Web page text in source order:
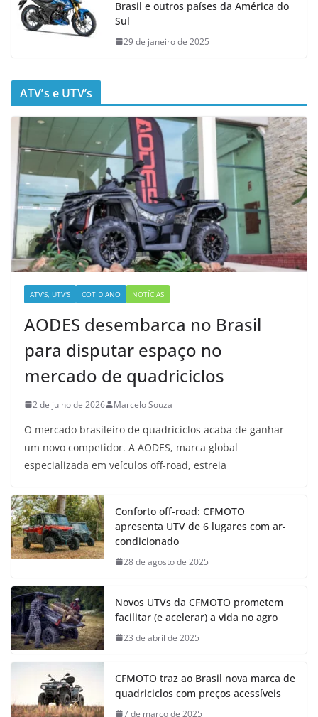
Brasil e outros países da América do
Sul
29 de janeiro de 2025
ATV’s e UTV’s
ATV'S, UTV'S COTIDIANO NOTÍCIAS
AODES desembarca no Brasil
para disputar espaço no
mercado de quadriciclos
2 de julho de 2026 Marcelo Souza
O mercado brasileiro de quadriciclos acaba de ganhar
um novo competidor. A AODES, marca global
especializada em veículos off-road, estreia
Conforto off-road: CFMOTO
apresenta UTV de 6 lugares com ar-
condicionado
28 de agosto de 2025
Novos UTVs da CFMOTO prometem
facilitar (e acelerar) a vida no agro
23 de abril de 2025
CFMOTO traz ao Brasil nova marca de
quadriciclos com preços acessíveis
7 de março de 2025